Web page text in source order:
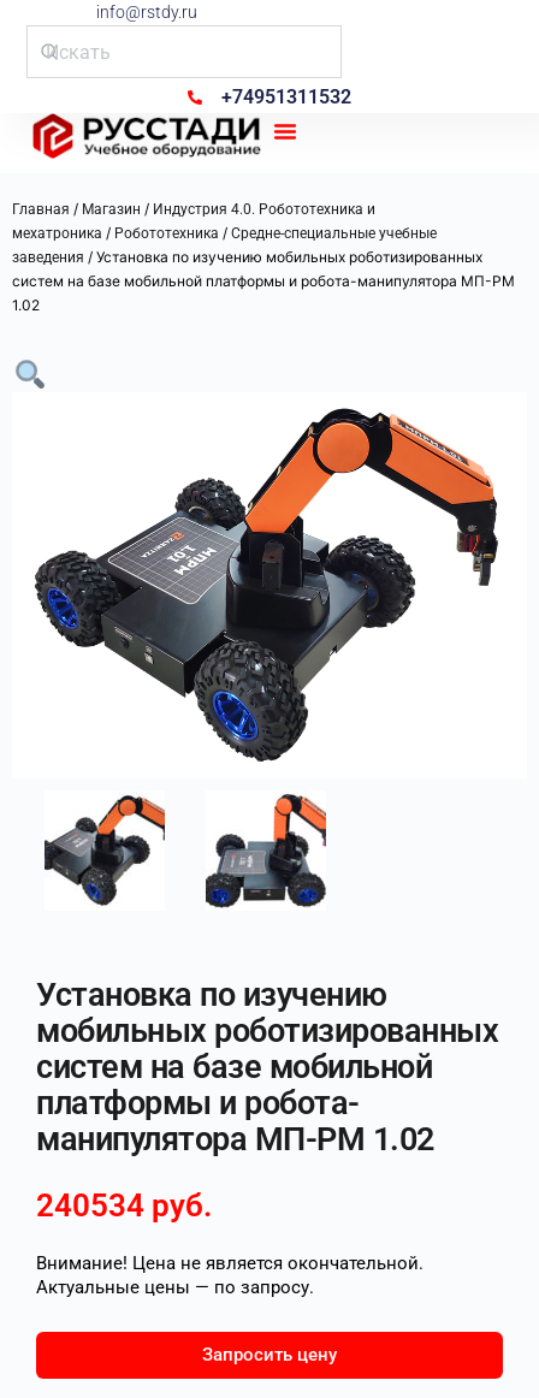
info@rstdy.ru
+74951311532
Главная / Магазин / Индустрия 4.0. Робототехника и
мехатроника / Робототехника / Средне-специальные учебные
заведения / Установка по изучению мобильных роботизированных
систем на базе мобильной платформы и робота-манипулятора МП-РМ
1.02
Установка по изучению
мобильных роботизированных
систем на базе мобильной
платформы и робота-
манипулятора МП-РМ 1.02
240534 руб.
Внимание! Цена не является окончательной.
Актуальные цены — по запросу.
Запросить цену